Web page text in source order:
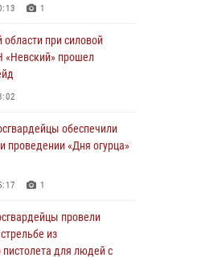
1
при силовой
прошел
обеспечили
проведении «Дня огурца»
1
провели
из
пистолета для людей с